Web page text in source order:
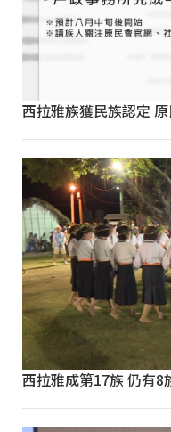
西拉雅族獲民族認定
西拉雅成第17族 仍有8